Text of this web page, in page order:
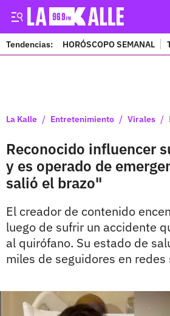
Tendencias: HORÓSCOPO SEMANAL
La Kalle / Entretenimiento / Virales /
Reconocido influencer
y es operado de
salió el brazo"
El creador de contenido
luego de sufrir un accidente
al quirófano. Su estado de
miles de seguidores en redes